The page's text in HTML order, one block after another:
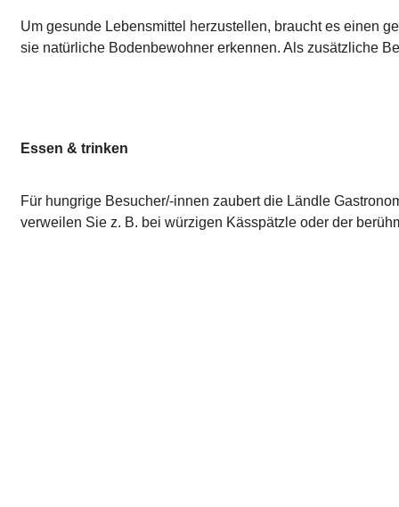
Um gesunde Lebensmittel herzustellen, braucht es einen
sie natürliche Bodenbewohner erkennen. Als zusätzliche
Essen & trinken
Für hungrige Besucher/-innen zaubert die Ländle
verweilen Sie z. B. bei würzigen Kässpätzle oder der